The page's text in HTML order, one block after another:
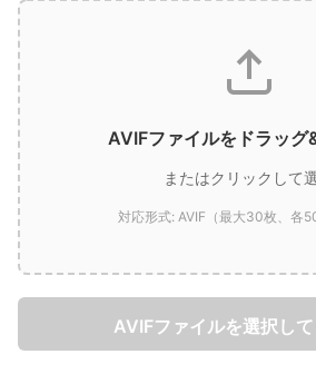
AVIFファイルをドラッグ
またはクリックして
対応形式: AVIF（最大30枚、各
AVIFファイルを選択し